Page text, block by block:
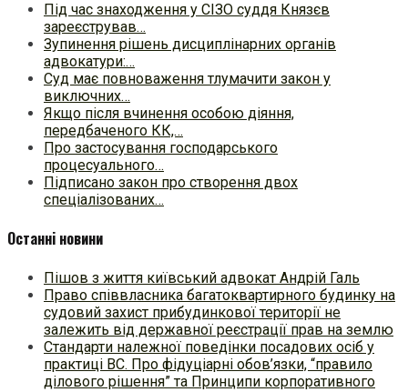
Під час знаходження у СІЗО суддя Князєв
зареєстрував…
Зупинення рішень дисциплінарних органів
адвокатури:…
Суд має повноваження тлумачити закон у
виключних…
Якщо після вчинення особою діяння,
передбаченого КК,…
Про застосування господарського
процесуального…
Підписано закон про створення двох
спеціалізованих…
Останні новини
Пішов з життя київський адвокат Андрій Галь
Право співвласника багатоквартирного будинку на
судовий захист прибудинкової території не
залежить від державної реєстрації прав на землю
Стандарти належної поведінки посадових осіб у
практиці ВC. Про фідуціарні обов’язки, “правило
ділового рішення” та Принципи корпоративного